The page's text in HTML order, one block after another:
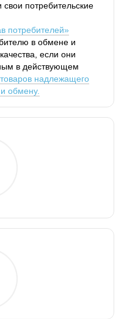
потребительские
потребителей»
в обмене и
если они
в действующем
надлежащего
и обмену.